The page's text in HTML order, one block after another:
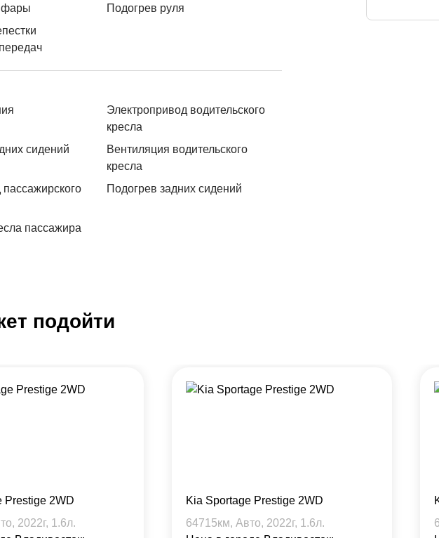
фары
Подогрев руля
Электропривод водительского
кресла
сидений
Вентиляция водительского
кресла
Подогрев задних сидений
пассажира
подойти
Prestige 2WD
2022г, 1.6л.
Kia Sportage Prestige 2WD
64715км, Авто, 2022г, 1.6л.